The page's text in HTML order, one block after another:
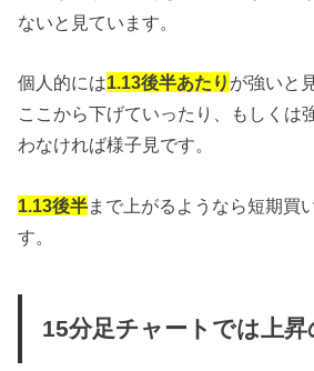
ないと見ています。
個人的には1.13後半あたり が強いと
ここから下げていったり、もしくは
わなければ様子見です。
1.13後半まで上がるようなら短期買
す。
15分足チャートでは上